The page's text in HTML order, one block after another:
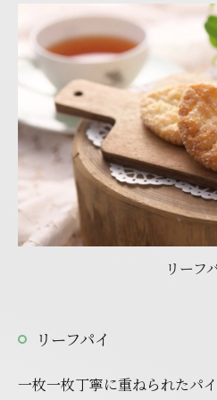
リーフ
リーフパイ
一枚一枚丁寧に重ねられたパ